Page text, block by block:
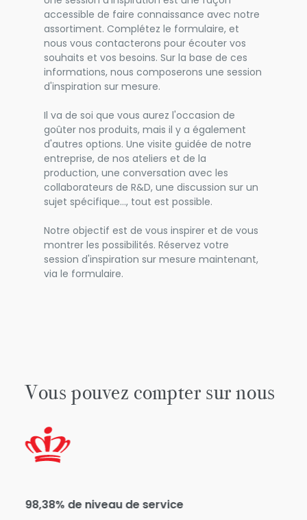
accessible de faire connaissance avec notre
assortiment. Complétez le formulaire, et
nous vous contacterons pour écouter vos
souhaits et vos besoins. Sur la base de ces
informations, nous composerons une session
d'inspiration sur mesure.
Il va de soi que vous aurez l'occasion de
goûter nos produits, mais il y a également
d'autres options. Une visite guidée de notre
entreprise, de nos ateliers et de la
production, une conversation avec les
collaborateurs de R&D, une discussion sur un
sujet spécifique…, tout est possible.
Notre objectif est de vous inspirer et de vous
montrer les possibilités. Réservez votre
session d'inspiration sur mesure maintenant,
via le formulaire.
Vous pouvez compter sur nous
98,38% de niveau de service